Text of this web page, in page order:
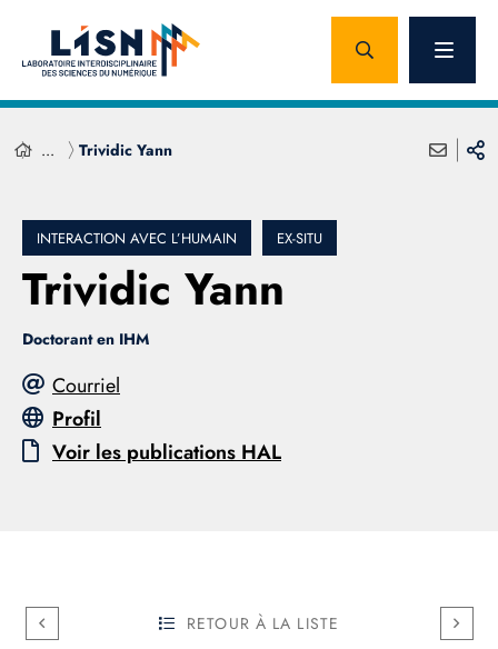
... Trividic Yann
INTERACTION AVEC L’HUMAIN EX-SITU
Trividic Yann
Doctorant en IHM
Courriel
Profil
Voir les publications HAL
RETOUR À LA LISTE